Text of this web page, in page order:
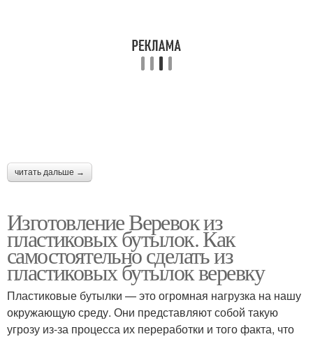
читать дальше →
Изготовление Веревок из
пластиковых бутылок. Как
самостоятельно сделать из
пластиковых бутылок веревку
Пластиковые бутылки — это огромная нагрузка на нашу
окружающую среду. Они представляют собой такую
угрозу из-за процесса их переработки и того факта, что